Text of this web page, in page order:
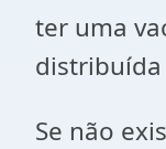
ter uma
Se não